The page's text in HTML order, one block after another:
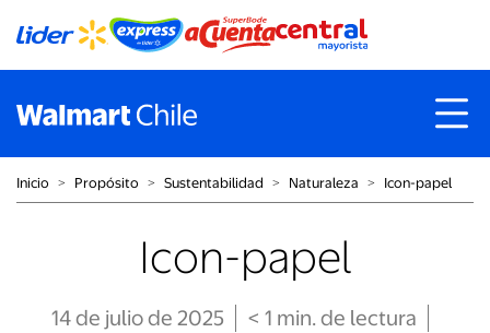
Inicio ˃ Propósito ˃ Sustentabilidad ˃ Naturaleza ˃ Icon-papel
Icon-papel
14 de julio de 2025 < 1 min. de lectura